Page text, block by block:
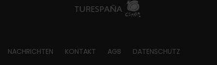
Footer
NACHRICHTEN KONTAKT AGB DATENSCHUTZ